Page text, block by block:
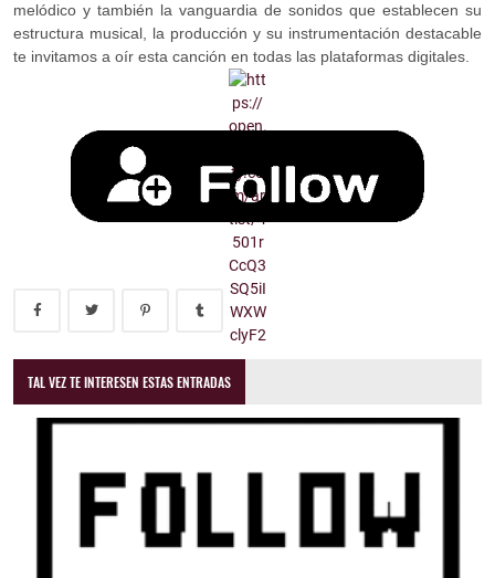
melódico y también la vanguardia de sonidos que establecen su
estructura musical, la producción y su instrumentación destacable
te invitamos a oír esta canción en todas las plataformas digitales.
TAL VEZ TE INTERESEN ESTAS ENTRADAS